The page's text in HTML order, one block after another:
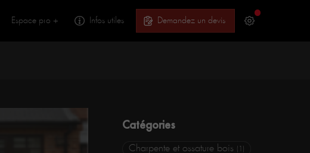
Espace pro + Infos utiles Demandez un devis
Catégories
Charpente et ossature bois (1)